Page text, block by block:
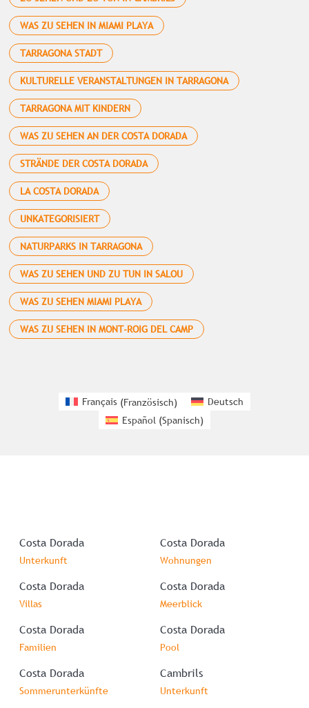
WAS ZU SEHEN IN MIAMI PLAYA
TARRAGONA STADT
KULTURELLE VERANSTALTUNGEN IN TARRAGONA
TARRAGONA MIT KINDERN
WAS ZU SEHEN AN DER COSTA DORADA
STRÄNDE DER COSTA DORADA
LA COSTA DORADA
UNKATEGORISIERT
NATURPARKS IN TARRAGONA
WAS ZU SEHEN UND ZU TUN IN SALOU
WAS ZU SEHEN MIAMI PLAYA
WAS ZU SEHEN IN MONT-ROIG DEL CAMP
Français (Französisch)
Deutsch
Español(Spanisch)
Costa Dorada
Unterkunft
Costa Dorada
Wohnungen
Costa Dorada
Villas
Costa Dorada
Meerblick
Costa Dorada
Familien
Costa Dorada
Pool
Costa Dorada
Sommerunterkünfte
Cambrils
Unterkunft